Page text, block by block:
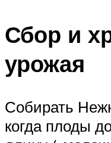
Сбор и
урожая
Собирать
когда плоды